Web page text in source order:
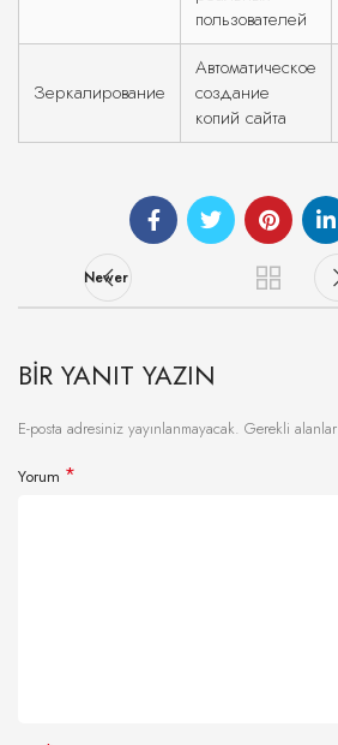
пользователей
Зеркалирование
Автоматическое
создание
копий сайта
Newer
BIR YANIT YAZIN
E-posta adresiniz yayınlanmayacak. Gerekli alanlar
Yorum *